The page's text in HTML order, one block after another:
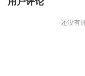
还没有